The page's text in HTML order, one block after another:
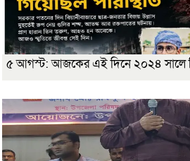
৫ আগস্ট: আজকের এই দিনে ২০২৪ সালে